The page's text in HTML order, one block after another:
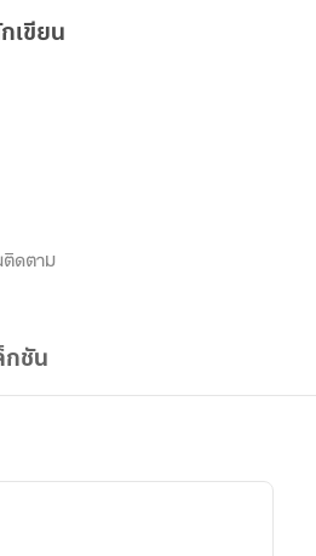
เขียน
ติดตาม
กชัน